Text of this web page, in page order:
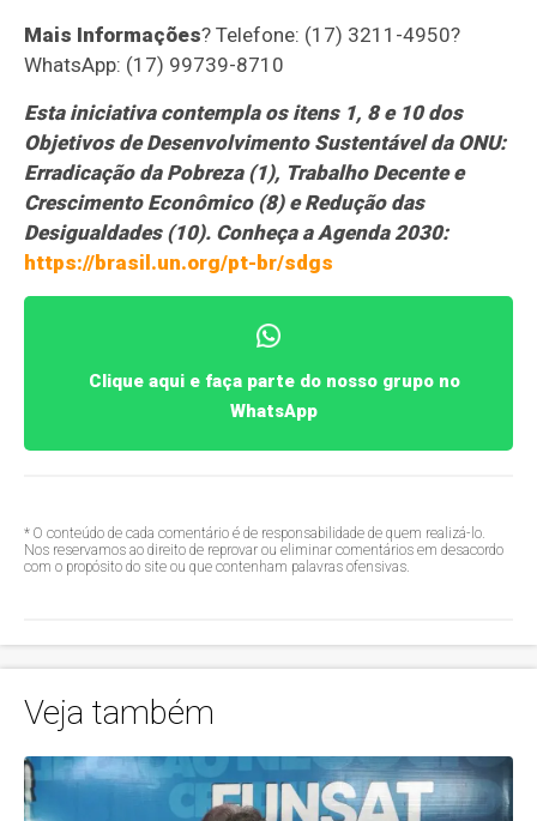
Mais Informações? Telefone: (17) 3211-4950?
WhatsApp: (17) 99739-8710
Esta iniciativa contempla os itens 1, 8 e 10 dos
Objetivos de Desenvolvimento Sustentável da ONU:
Erradicação da Pobreza (1), Trabalho Decente e
Crescimento Econômico (8) e Redução das
Desigualdades (10). Conheça a Agenda 2030:
https://brasil.un.org/pt-br/sdgs
Clique aqui e faça parte do nosso grupo no
WhatsApp
* O conteúdo de cada comentário é de responsabilidade de quem realizá-lo.
Nos reservamos ao direito de reprovar ou eliminar comentários em desacordo
com o propósito do site ou que contenham palavras ofensivas.
Veja também